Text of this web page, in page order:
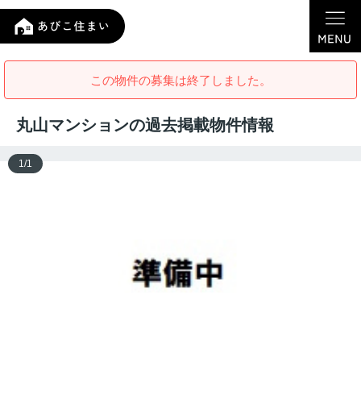
この物件の募集は終了しました。
丸山マンションの過去掲載物件情報
1 /1